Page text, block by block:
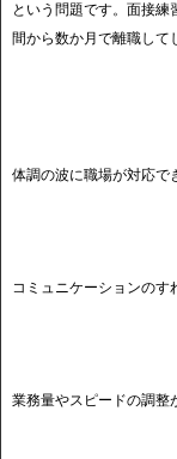
という問題です。面接
間から数か月で離職して
体調の波に職場が対応で
コミュニケーションのす
業務量やスピードの調整